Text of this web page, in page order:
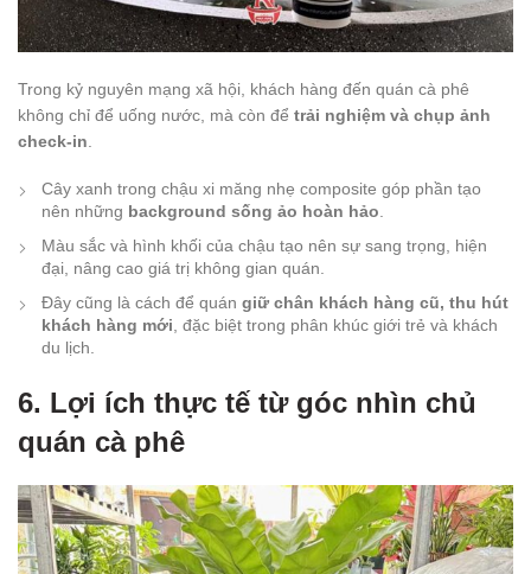
Trong kỷ nguyên mạng xã hội, khách hàng đến quán cà phê
không chỉ để uống nước, mà còn để trải nghiệm và chụp ảnh
check-in
Cây xanh trong chậu xi măng nhẹ composite góp phần tạo
nên những background sống ảo hoàn hảo
Màu sắc và hình khối của chậu tạo nên sự sang trọng, hiện
đại, nâng cao giá trị không gian quán.
Đây cũng là cách để quán giữ chân khách hàng cũ, thu hút
khách hàng mới , đặc biệt trong phân khúc giới trẻ và khách
du lịch.
6. Lợi ích thực tế từ góc nhìn chủ
quán cà phê